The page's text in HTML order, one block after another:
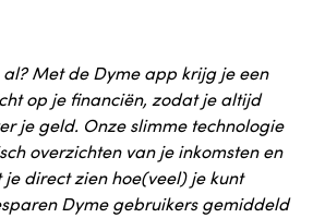
al? Met de Dyme app krijg je een
op je financiën, zodat je altijd
je geld. Onze slimme technologie
overzichten van je inkomsten en
direct zien hoe(veel) je kunt
Dyme gebruikers gemiddeld